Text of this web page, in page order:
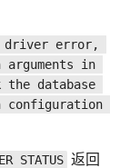
driver error,
arguments in
the database
configuration
STATUS 返回